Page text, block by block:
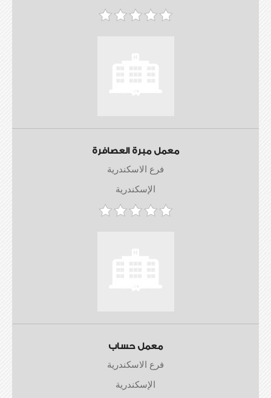
معمل مبرة العصافرة
فرع الاسكندرية
الإسكندرية
معمل حساب
فرع الاسكندرية
الإسكندرية